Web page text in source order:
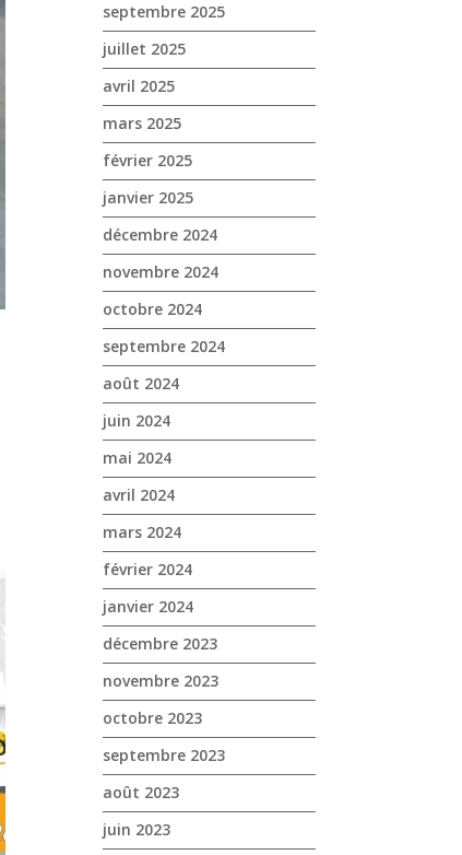
septembre 2025
juillet 2025
avril 2025
mars 2025
février 2025
janvier 2025
décembre 2024
novembre 2024
octobre 2024
septembre 2024
août 2024
juin 2024
mai 2024
avril 2024
mars 2024
février 2024
janvier 2024
décembre 2023
novembre 2023
octobre 2023
septembre 2023
août 2023
juin 2023